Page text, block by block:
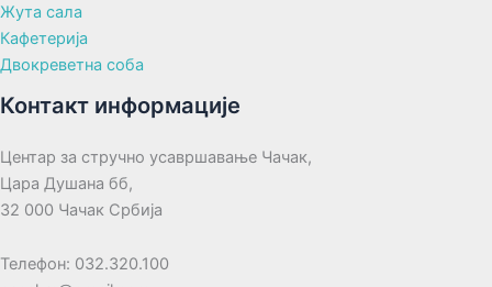
Жута сала
Кафетерија
Двокреветна соба
Контакт информације
Центар за стручно усавршавање Чачак,
Цара Душана бб,
32 000 Чачак Србија
Телефон: 032.320.100